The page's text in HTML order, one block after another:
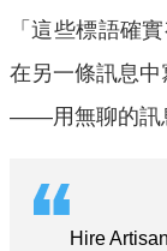
「這些標語確
在另一條訊息
——用無聊的訊
Hire